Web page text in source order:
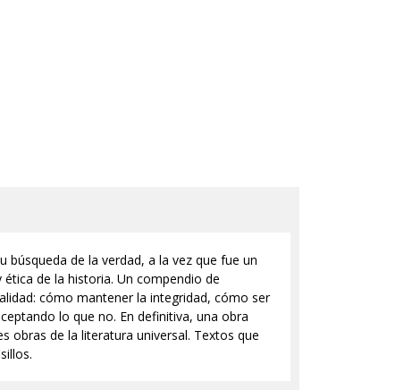
de la verdad, a la vez que fue un
de la historia. Un compendio de
cómo mantener la integridad, cómo ser
lo que no. En definitiva, una obra
obras de la literatura universal. Textos que